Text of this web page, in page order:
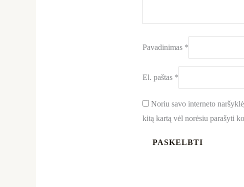
Pavadinimas *
El. paštas *
Noriu savo interneto
kitą kartą vėl norėsiu parašyti